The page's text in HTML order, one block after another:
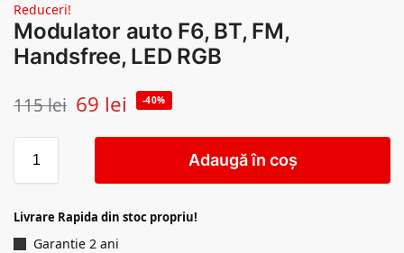
Reduceri!
Modulator auto F6, BT, FM,
Handsfree, LED RGB
115lei 69 lei -40%
Adaugă în coș
Livrare Rapida din stoc propriu!
Garantie 2 ani